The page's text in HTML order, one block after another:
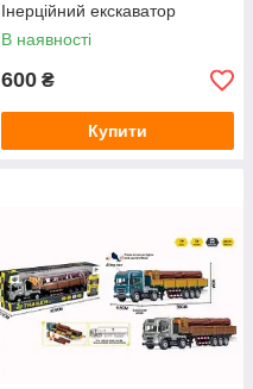
Інерційний екскаватор
В наявності
600 ₴
Купити